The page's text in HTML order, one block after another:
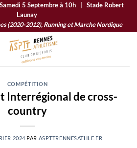
5 Septembre à 10h | Stade Robert
Launay
(2020-2012), Running et Marche Nordique
COMPÉTITION
Interrégional de cross-
country
2024 PAR ASPTTRENNESATHLE.FR